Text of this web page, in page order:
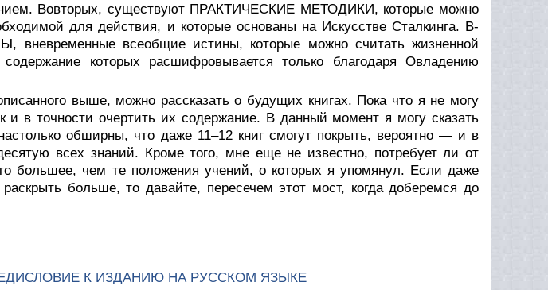
Вовторых, существуют ПРАКТИЧЕСКИЕ МЕТОДИКИ, которые можно
для действия, и которые основаны на Искусстве Сталкинга. В-
вневременные всеобщие истины, которые можно считать жизненной
которых расшифровывается только благодаря Овладению
выше, можно рассказать о будущих книгах. Пока что я не могу
и в точности очертить их содержание. В данный момент я могу сказать
обширны, что даже 11–12 книг смогут покрыть, вероятно — и в
всех знаний. Кроме того, мне еще не известно, потребует ли от
большее, чем те положения учений, о которых я упомянул. Если даже
больше, то давайте, пересечем этот мост, когда доберемся до
К ИЗДАНИЮ НА РУССКОМ ЯЗЫКЕ